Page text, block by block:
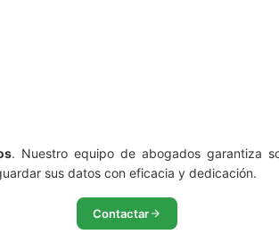
. Nuestro equipo de abogados garantiza
sus datos con eficacia y dedicación.
Contactar